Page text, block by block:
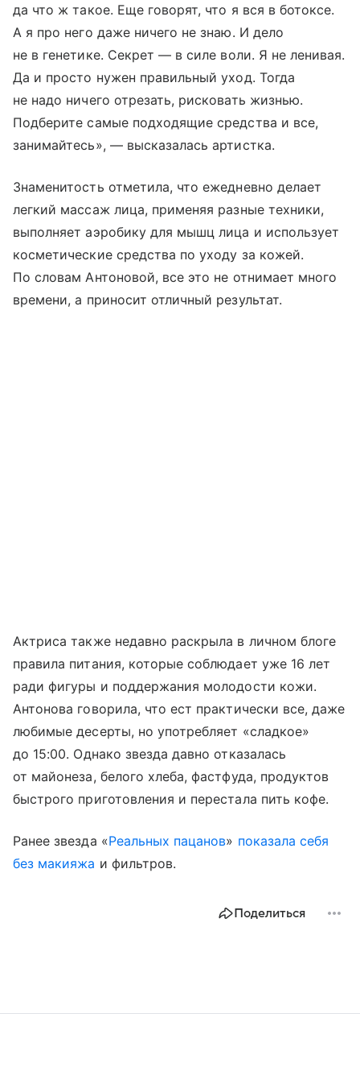
да что ж такое. Еще говорят, что я вся в ботоксе.
А я про него даже ничего не знаю. И дело
не в генетике. Секрет — в силе воли. Я не ленивая.
Да и просто нужен правильный уход. Тогда
не надо ничего отрезать, рисковать жизнью.
Подберите самые подходящие средства и все,
занимайтесь», — высказалась артистка.
Знаменитость отметила, что ежедневно делает
легкий массаж лица, применяя разные техники,
выполняет аэробику для мышц лица и использует
косметические средства по уходу за кожей.
По словам Антоновой, все это не отнимает много
времени, а приносит отличный результат.
Актриса также недавно раскрыла в личном блоге
правила питания, которые соблюдает уже 16 лет
ради фигуры и поддержания молодости кожи.
Антонова говорила, что ест практически все, даже
любимые десерты, но употребляет «сладкое»
до 15:00. Однако звезда давно отказалась
от майонеза, белого хлеба, фастфуда, продуктов
быстрого приготовления и перестала пить кофе.
Ранее звезда «Реальных пацанов» показала себя
без макияжа и фильтров.
Поделиться